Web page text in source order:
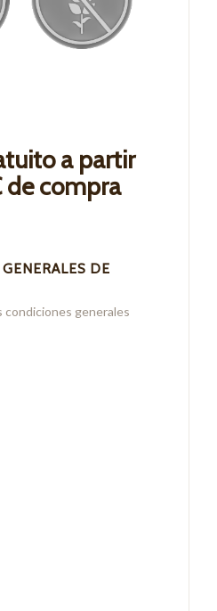
a partir
compra
DE
condiciones generales